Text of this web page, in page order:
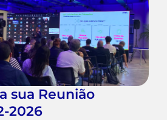
sua Reunião
2026